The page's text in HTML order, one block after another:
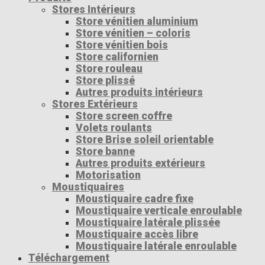
Stores Intérieurs
Store vénitien aluminium
Store vénitien – coloris
Store vénitien bois
Store californien
Store rouleau
Store plissé
Autres produits intérieurs
Stores Extérieurs
Store screen coffre
Volets roulants
Store Brise soleil orientable
Store banne
Autres produits extérieurs
Motorisation
Moustiquaires
Moustiquaire cadre fixe
Moustiquaire verticale enroulable
Moustiquaire latérale plissée
Moustiquaire accès libre
Moustiquaire latérale enroulable
Téléchargement